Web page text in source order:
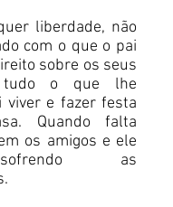
liberdade, não
com o que o pai
sobre os seus
tudo o que lhe
viver e fazer festa
Quando falta
os amigos e ele
as